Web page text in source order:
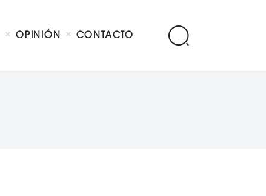
OPINIÓN CONTACTO